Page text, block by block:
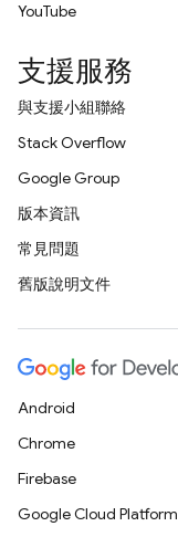
YouTube
支援服務
與支援小組聯絡
Stack Overflow
Google Group
版本資訊
常見問題
舊版說明文件
Android
Chrome
Firebase
Google Cloud Platform